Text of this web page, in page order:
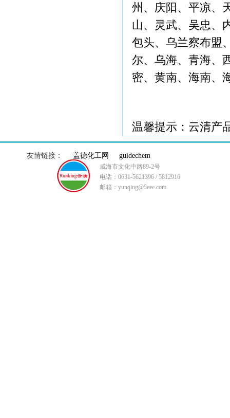
州、庆阳、平凉、
山、灵武、吴忠、
包头、乌兰察布盟
尔、乌海、青海、
密、黄南、海南、
温馨提示：云清产
友情链接： 盖德化工网 guidechem
威海市文化中路89-2号
电话：0631-5621396 / 5812916
邮箱：yunqing@5eee.com